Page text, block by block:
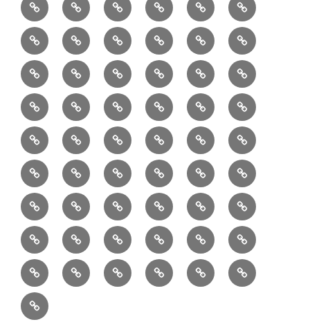
料
ュ
エ
リ
ー
作
ぎ
れ
Ｍ
Ｂ
教
室
業
読
書
食・
健
康
リ
フ
ォ
ー
ム
コ
ー
デ
で
販
売
中
の
ハ
ン
ド
メ
イ
ド
バ
ッ
グ
入
園
バ
ッ
グ
セ
ッ
ト
②
半
月
型
③
巾
着
袋
（縦
長）
④
巾
着
袋
（小）
⑤
巾
着
シ
ョ
ル
ダ
ー
⑥
小
動
物
用
小
物
⑦
リ
ュ
ッ
ク
⑧
メ
ッ
セ
ン
ジ
ャ
ー
⑨
ミ
シ
ン
カ
バ
ー
⑩
マ
チ
無
し
シ
ョ
ル
ダ
ー
（定
番
品
⑪
マ
ス
ク
⑫
ポ
ー
チ
⑬
ボ
デ
ィ
ー
バ
ッ
グ
⑭
ボ
ッ
ク
ス
型
⑮
ボ
ス
ト
ン
⑯
ヘ
ル
メ
ッ
ト
バ
ッ
グ
⑰
ピ
ン
タ
ッ
ク
バ
ッ
グ
⑱
ビ
ジ
ネ
ス
バ
ッ
グ
⑲
バ
ニ
テ
ィ
ー
⑳
ハ
ン
ド
バ
ッ
グ
お
取
引
の
流
れ
お
問
合
せ
及
び
ご
相
談
デ
ジ
タ
ル
コ
ン
テ
ン
ツ
デ
ジ
タ
ル
コ
ン
テ
ン
ツ
ブ
ロ
グ
プ
ラ
イ
バ
シ
ー
ポ
リ
シ
ラ
ン
デ
ィ
ン
グ
ペ
ル
ー
ル
レ
ン
タ
ル
ジ
ュ
エ
レ
ン
タ
ル
ジ
ュ
エ
㉑
イ
ン
テ
リ
ア
収
㉒
エ
コ
バ
ッ
グ
（定
㉓
楽
器
入
れ
㉔
ナ
ッ
プ
サ
ッ
㉕
ド
ー
ム
型
㉖
ド
イ
リ
ー
㉗
オ
ー
ル
イ
ン
㉘
カ
ー
テ
ン
㉙
ク
ッ
シ
㉚
ク
ラ
ッ
㉛
ト
ー
ト
㉜
洋
服
ラ
事
業
者
か
事
業
者
伝
言
共
有
最
近
本
物
製
作
Ｓ
Ｎ